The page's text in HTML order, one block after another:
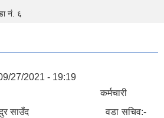
नं. ६
27/2021 - 19:19
कर्मचारी
बहादुर साउँद वडा सचिव:-